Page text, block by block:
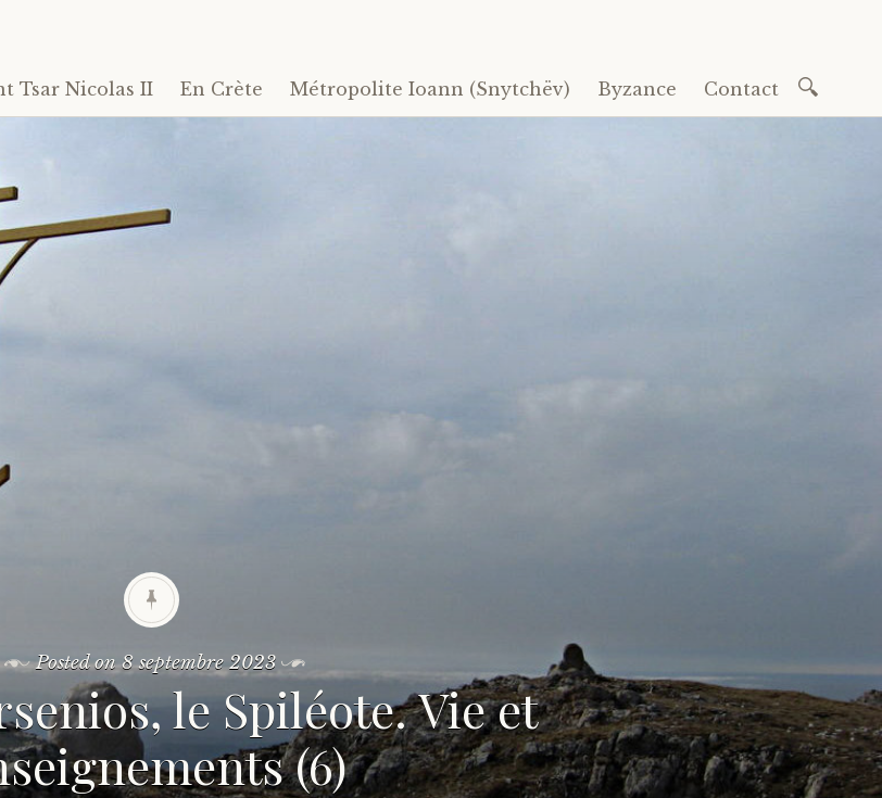
Tsar Nicolas II En Crète Métropolite Ioann (Snytchëv) Byzance Contact
Posted on8 septembre 2023
le Spiléote. Vie et
(6)